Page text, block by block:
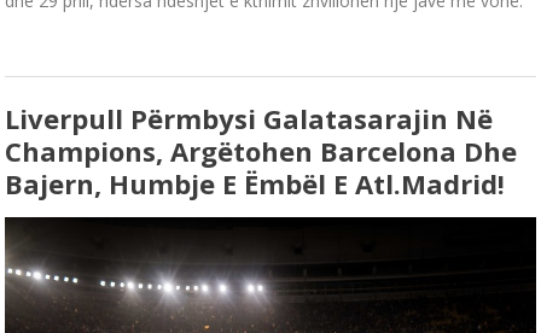
Liverpull Përmbysi Galatasarajin Në
Champions, Argëtohen Barcelona Dhe
Bajern, Humbje E Ëmbël E Atl.Madrid!